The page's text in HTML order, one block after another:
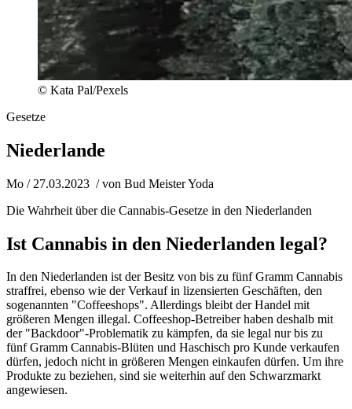
© Kata Pal/Pexels
Gesetze
Niederlande
Mo / 27.03.2023 / von Bud Meister Yoda
Die Wahrheit über die Cannabis-Gesetze in den Niederlanden
Ist Cannabis in den Niederlanden legal?
In den Niederlanden ist der Besitz von bis zu fünf Gramm Cannabis
straffrei, ebenso wie der Verkauf in lizensierten Geschäften, den
sogenannten "Coffeeshops". Allerdings bleibt der Handel mit
größeren Mengen illegal. Coffeeshop-Betreiber haben deshalb mit
der "Backdoor"-Problematik zu kämpfen, da sie legal nur bis zu
fünf Gramm Cannabis-Blüten und Haschisch pro Kunde verkaufen
dürfen, jedoch nicht in größeren Mengen einkaufen dürfen. Um ihre
Produkte zu beziehen, sind sie weiterhin auf den Schwarzmarkt
angewiesen.